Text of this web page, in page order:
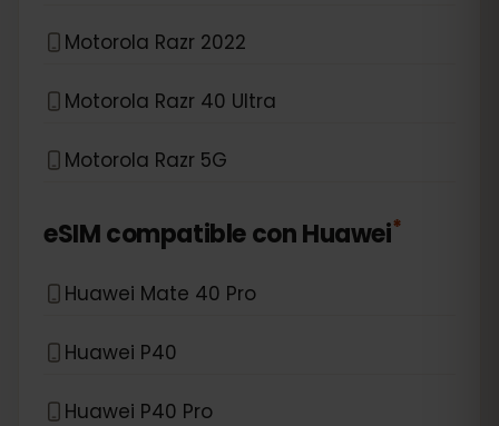
Motorola Razr 2022
Motorola Razr 40 Ultra
Motorola Razr 5G
eSIM compatible conHuawei*
Huawei Mate 40 Pro
Huawei P40
Huawei P40 Pro